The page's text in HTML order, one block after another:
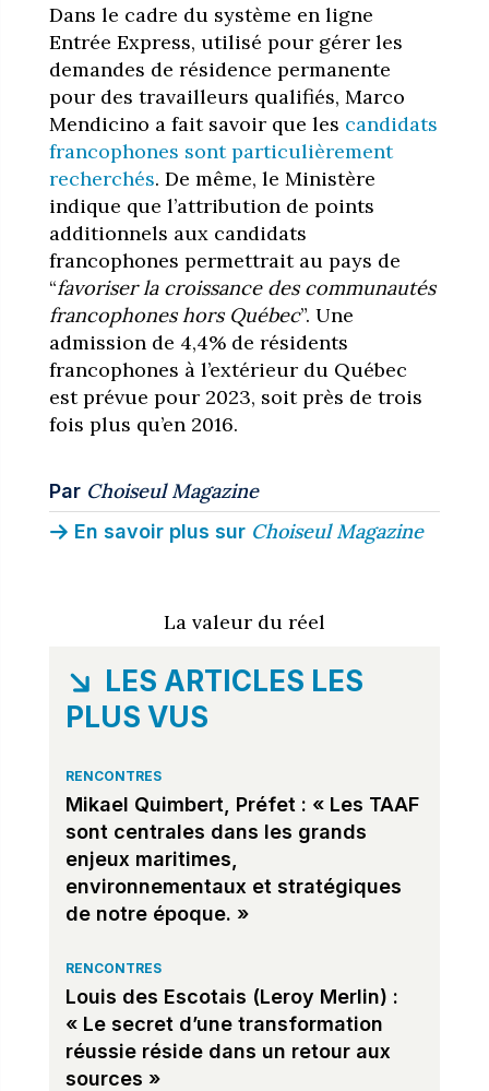
Dans le cadre du système en ligne
Entrée Express, utilisé pour gérer les
demandes de résidence permanente
pour des travailleurs qualifiés, Marco
Mendicino a fait savoir que les candidats
francophones sont particulièrement
recherchés. De même, le Ministère
indique que l’attribution de points
additionnels aux candidats
francophones permettrait au pays de
“favoriser la croissance des communautés
francophones hors Québec”. Une
admission de 4,4% de résidents
francophones à l’extérieur du Québec
est prévue pour 2023, soit près de trois
fois plus qu’en 2016.
Par Choiseul Magazine
En savoir plus sur Choiseul Magazine
La valeur du réel
LES ARTICLES LES
PLUS VUS
RENCONTRES
Mikael Quimbert, Préfet : « Les TAAF
sont centrales dans les grands
enjeux maritimes,
environnementaux et stratégiques
de notre époque. »
RENCONTRES
Louis des Escotais (Leroy Merlin) :
« Le secret d’une transformation
réussie réside dans un retour aux
sources »